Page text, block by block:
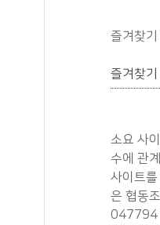
즐겨찾기
즐겨찾
소요 사
수에 관
사이트
은 협동
047794